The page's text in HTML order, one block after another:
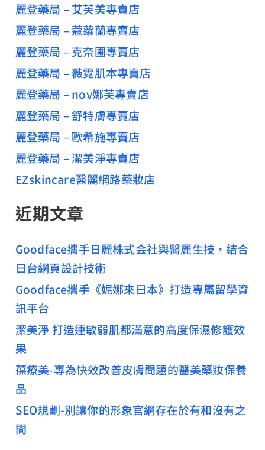
麗登藥局 – 艾芙美專賣店
麗登藥局 – 蔻蘿蘭專賣店
麗登藥局 – 克奈圃專賣店
麗登藥局 – 薇霓肌本專賣店
麗登藥局 – nov娜芙專賣店
麗登藥局 – 舒特膚專賣店
麗登藥局 – 歐希施專賣店
麗登藥局 – 潔美淨專賣店
EZskincare醫麗網路藥妝店
近期文章
Goodface攜手日麗株式会社與醫麗生技，結合
日台網頁設計技術
Goodface攜手《妮娜來日本》打造專屬留學資
訊平台
潔美淨 打造連敏弱肌都滿意的高度保濕修護效
果
葆療美-專為快效改善皮膚問題的醫美藥妝保養
品
SEO規劃-別讓你的形象官網存在於有和沒有之
間